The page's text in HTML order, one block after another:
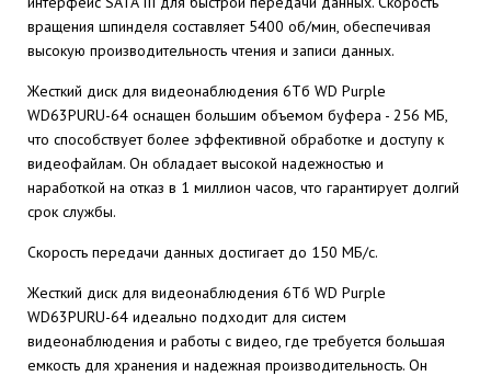
вращения шпинделя составляет 5400 об/мин, обеспечивая
высокую производительность чтения и записи данных.
Жесткий диск для видеонаблюдения 6Тб WD Purple
WD63PURU-64 оснащен большим объемом буфера - 256 МБ,
что способствует более эффективной обработке и доступу к
видеофайлам. Он обладает высокой надежностью и
наработкой на отказ в 1 миллион часов, что гарантирует долгий
срок службы.
Скорость передачи данных достигает до 150 МБ/с.
Жесткий диск для видеонаблюдения 6Тб WD Purple
WD63PURU-64 идеально подходит для систем
видеонаблюдения и работы с видео, где требуется большая
емкость для хранения и надежная производительность. Он